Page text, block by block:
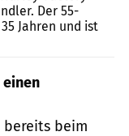
Der 55-
Jahren und ist
einen
bereits beim